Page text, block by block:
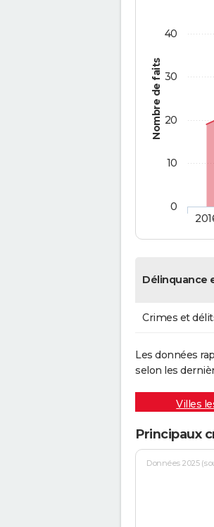
Nombre de faits
0
10
20
30
40
Délinquance
Crimes et
Les données
selon les
Villes
Principaux
Données 2025